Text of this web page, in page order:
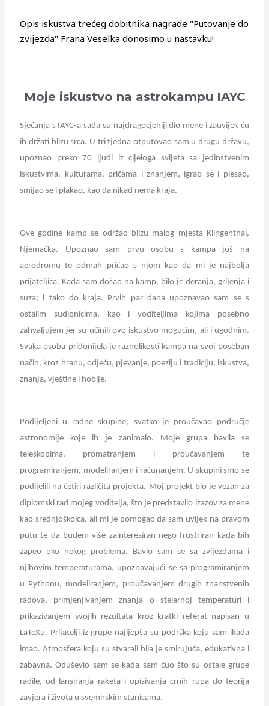
Opis iskustva trećeg dobitnika nagrade "Putovanje do
zvijezda" Frana Veselka donosimo u nastavku!
Moje iskustvo na astrokampu IAYC
Sjećanja s IAYC-a sada su najdragocjeniji dio mene i zauvijek ću
ih držati blizu srca. U tri tjedna otputovao sam u drugu državu,
upoznao preko 70 ljudi iz cijeloga svijeta sa jedinstvenim
iskustvima, kulturama, pričama i znanjem, igrao se i plesao,
smijao se i plakao, kao da nikad nema kraja.
Ove godine kamp se održao blizu malog mjesta Klingenthal,
Njemačka. Upoznao sam prvu osobu s kampa još na
aerodromu te odmah pričao s njom kao da mi je najbolja
prijateljica. Kada sam došao na kamp, bilo je deranja, grljenja i
suza; i tako do kraja. Prvih par dana upoznavao sam se s
ostalim sudionicima, kao i voditeljima kojima posebno
zahvaljujem jer su učinili ovo iskustvo mogućim, ali i ugodnim.
Svaka osoba pridonijela je raznolikosti kampa na svoj poseban
način, kroz hranu, odjeću, pjevanje, poeziju i tradiciju, iskustva,
znanja, vještine i hobije.
Podijeljeni u radne skupine, svatko je proučavao područje
astronomije koje ih je zanimalo. Moje grupa bavila se
teleskopima, promatranjem i proučavanjem te
programiranjem, modeliranjem i računanjem. U skupini smo se
podijelili na četiri različita projekta. Moj projekt bio je vezan za
diplomski rad mojeg voditelja, što je predstavilo izazov za mene
kao srednjoškolca, ali mi je pomogao da sam uvijek na pravom
putu te da budem više zainteresiran nego frustriran kada bih
zapeo oko nekog problema. Bavio sam se sa zvijezdama i
njihovim temperaturama, upoznavajući se sa programiranjem
u Pythonu, modeliranjem, proučavanjem drugih znanstvenih
radova, primjenjivanjem znanja o stelarnoj temperaturi i
prikazivanjem svojih rezultata kroz kratki referat napisan u
LaTeXu. Prijatelji iz grupe najljepša su podrška koju sam ikada
imao. Atmosfera koju su stvarali bila je smirujuća, edukativna i
zabavna. Oduševio sam se kada sam čuo što su ostale grupe
radile, od lansiranja raketa i opisivanja crnih rupa do teorija
zavjera i života u svemirskim stanicama.